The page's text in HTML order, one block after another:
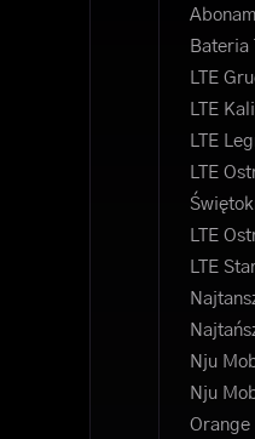
Bateria
LTE
LTE
LTE
LTE
LTE
LTE
Nju
Nju
Orange